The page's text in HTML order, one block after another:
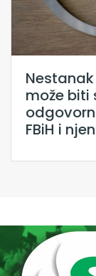
može biti
FBiH i